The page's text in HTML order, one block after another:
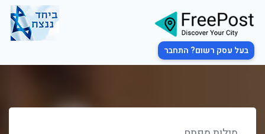
בעל עסק רשום? התחבר